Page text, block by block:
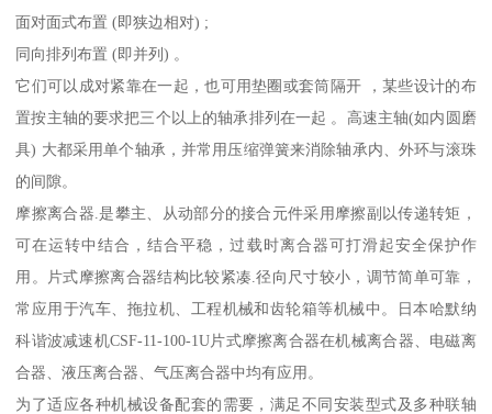
面对面式布置 (即狭边相对) ;
同向排列布置 (即并列) 。
它们可以成对紧靠在一起，也可用垫圈或套筒隔开 ，某些设计的布
置按主轴的要求把三个以上的轴承排列在一起 。高速主轴(如内圆磨
具) 大都采用单个轴承，并常用压缩弹簧来消除轴承内、外环与滚珠
的间隙。
摩擦离合器.是攀主、从动部分的接合元件采用摩擦副以传递转矩，
可在运转中结合，结合平稳，过载时离合器可打滑起安全保护作
用。片式摩擦离合器结构比较紧凑.径向尺寸较小，调节简单可靠，
常应用于汽车、拖拉机、工程机械和齿轮箱等机械中。日本哈默纳
科谐波减速机CSF-11-100-1U片式摩擦离合器在机械离合器、电磁离
合器、液压离合器、气压离合器中均有应用。
为了适应各种机械设备配套的需要，满足不同安装型式及多种联轴